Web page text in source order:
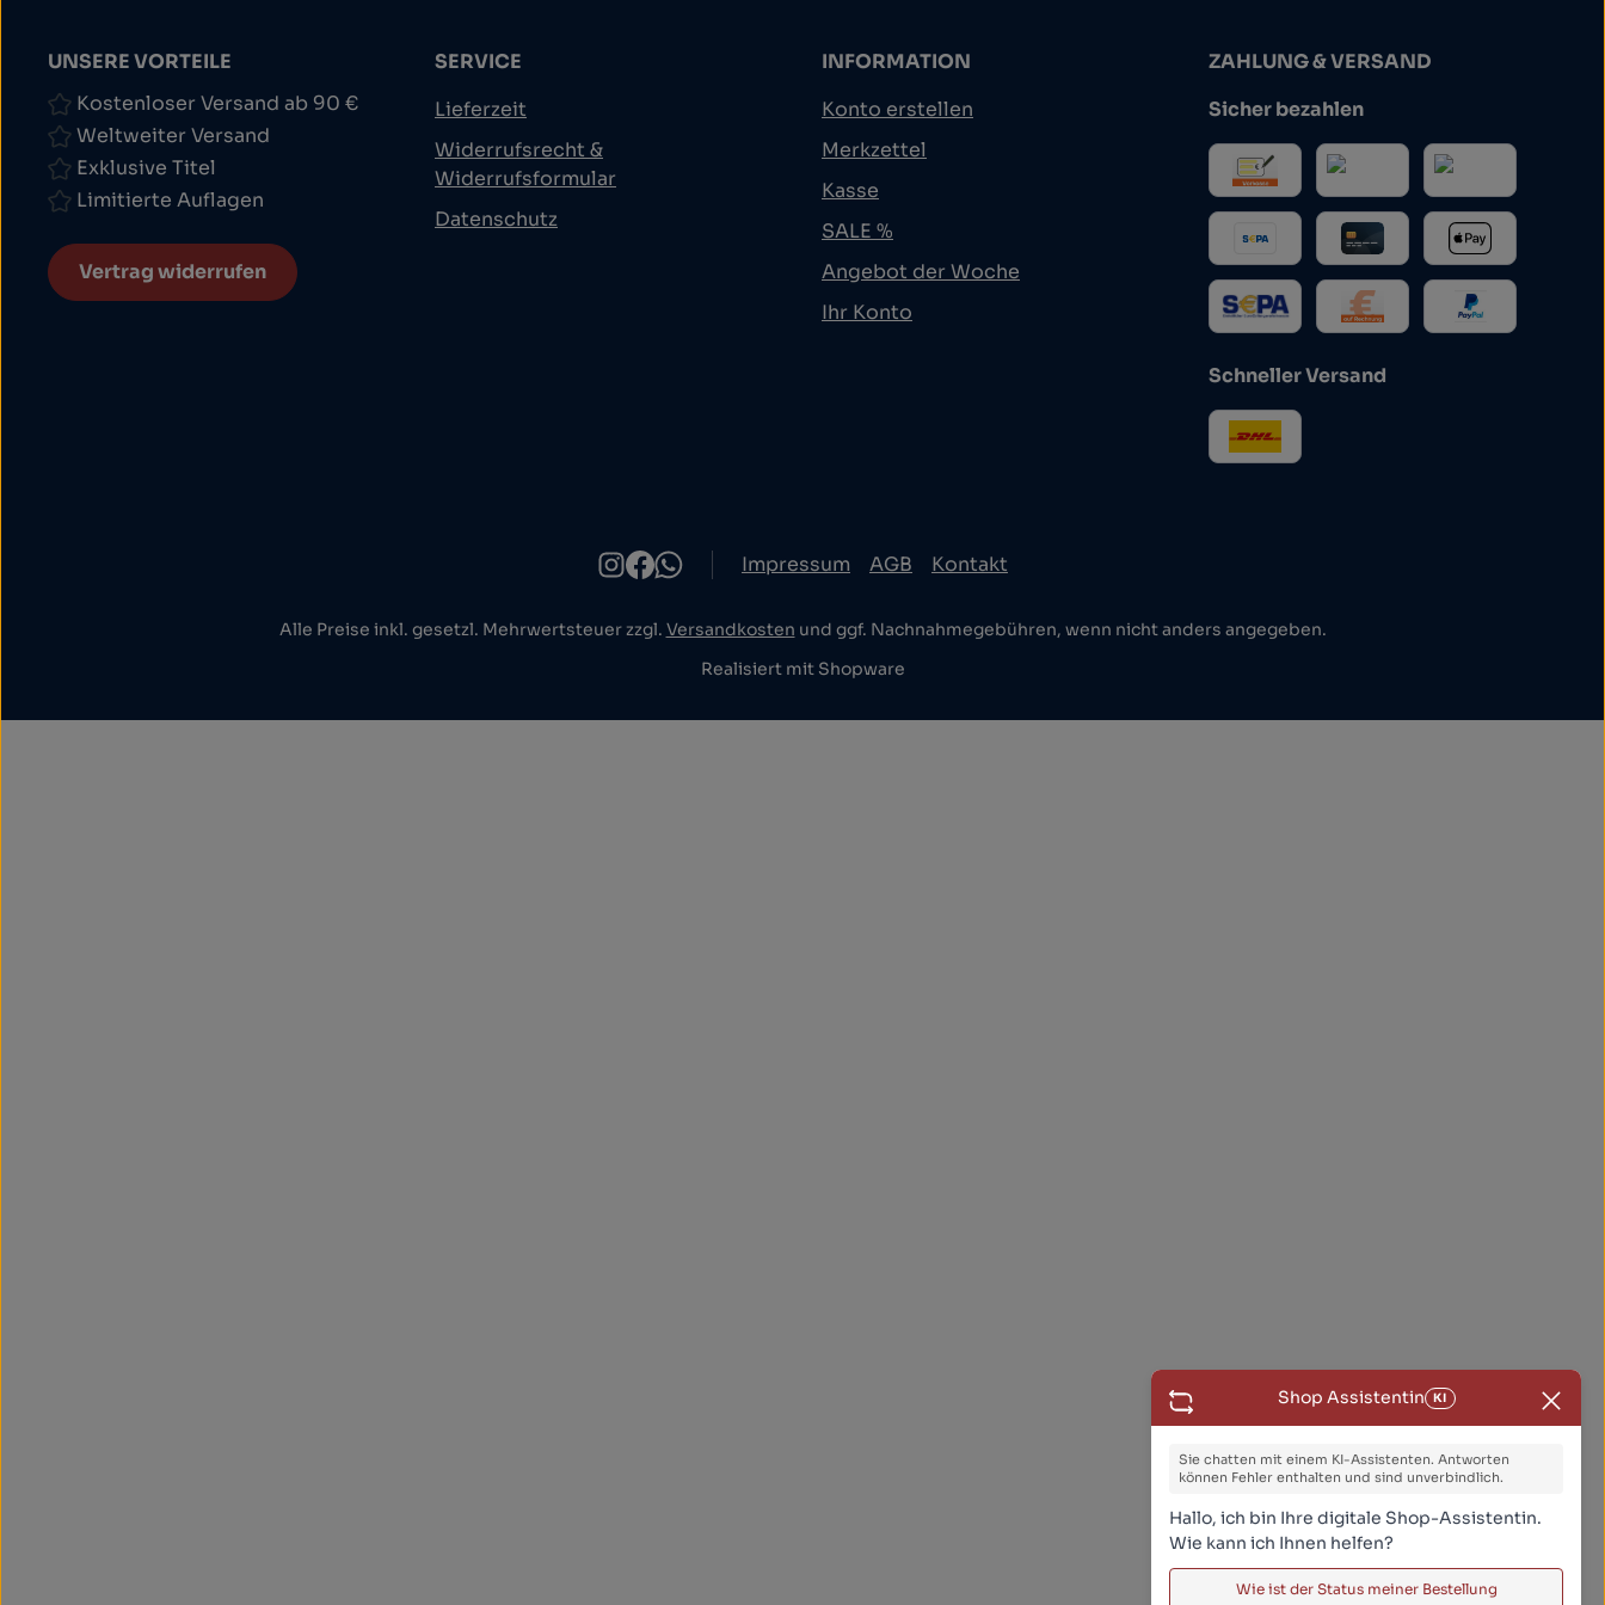
UNSERE VORTEILE
Kostenloser Versand ab 90 €
Weltweiter Versand
Exklusive Titel
Limitierte Auflagen
Vertrag widerrufen
SERVICE
Lieferzeit
Widerrufsrecht &
Widerrufsformular
Datenschutz
INFORMATION
Konto erstellen
Merkzettel
Kasse
SALE %
Angebot der Woche
Ihr Konto
ZAHLUNG & VERSAND
Sicher bezahlen
Schneller Versand
Impressum AGB Kontakt
Alle Preise inkl. gesetzl. Mehrwertsteuer zzgl. Versandkosten und ggf. Nachnahmegebühren, wenn nicht anders angegeben.
Realisiert mit Shopware
Shop Assistentin KI
Sie chatten mit einem KI-Assistenten. Antworten
können Fehler enthalten und sind unverbindlich.
Hallo, ich bin Ihre digitale Shop-Assistentin.
Wie kann ich Ihnen helfen?
Wie ist der Status meiner Bestellung